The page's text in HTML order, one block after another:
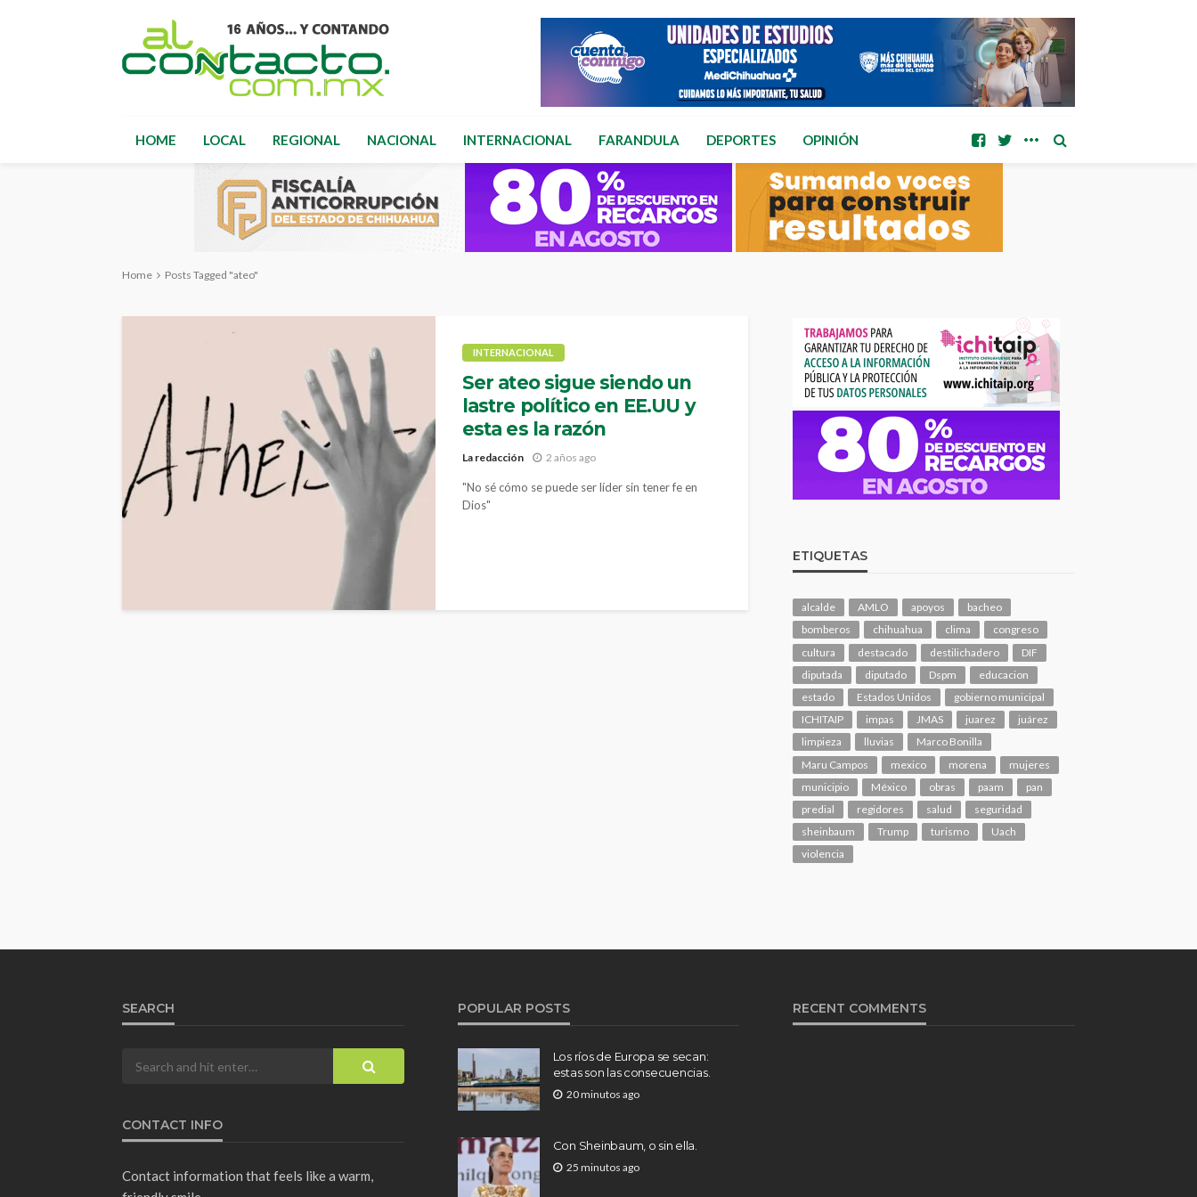
HOME LOCAL REGIONAL NACIONAL INTERNACIONAL FARANDULA DEPORTES OPINIÓN
Home Posts Tagged "ateo"
INTERNACIONAL
Ser ateo sigue siendo un
lastre político en EE.UU y
esta es la razón
La redacción 2 años ago
"No sé cómo se puede ser líder sin tener fe en
Dios"
ETIQUETAS
alcalde AMLO apoyos
bacheo
bomberos
chihuahua clima
congreso
cultura
destacado destilichadero
DIF
diputada
diputado Dspm
educacion
estado
Estados Unidos
gobierno municipal
ICHITAIP
impas JMAS juarez
juárez
limpieza
lluvias
Marco Bonilla
Maru Campos
mexico morena
mujeres
municipio
México obras paam
pan
predial
regidores salud
seguridad
sheinbaum
Trump turismo
Uach
violencia
SEARCH
CONTACT INFO
Contact information that feels like a warm,
POPULAR POSTS
Los ríos de Europa se secan:
estas son las consecuencias.
20 minutos ago
Con Sheinbaum, o sin ella.
25 minutos ago
RECENT COMMENTS